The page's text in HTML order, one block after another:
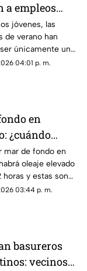
a empleos
ante el
escolar
jóvenes, las
de verano han
únicamente un
descanso y
04:01 p. m.
en
¿cuándo
zonas de
serán
mar de fondo en
oleaje elevado
horas y estas son
Acapulco con
03:44 p. m.
basureros
vecinos